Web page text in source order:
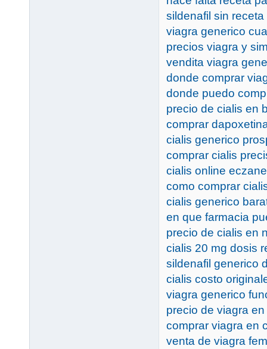
sildenafil sin receta
viagra generico
precios viagra y
vendita viagra
donde comprar
donde puedo
precio de cialis en
comprar
cialis generico
comprar cialis
cialis online eczane
como comprar
cialis generico
en que farmacia
precio de cialis en
cialis 20 mg dosis
sildenafil generico
cialis costo
viagra generico
precio de viagra
comprar viagra en
venta de viagra